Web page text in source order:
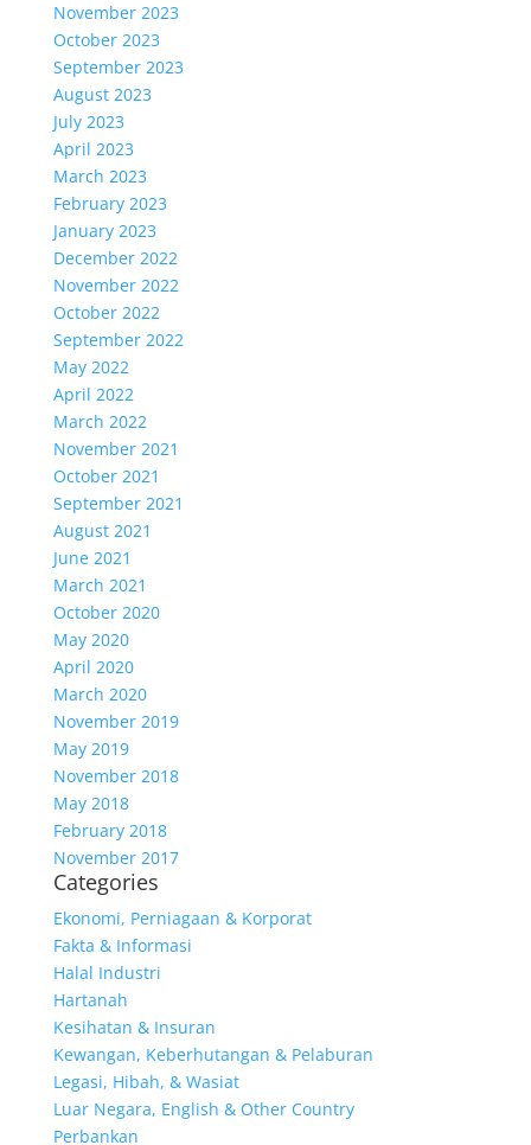
November 2023
October 2023
September 2023
August 2023
July 2023
April 2023
March 2023
February 2023
January 2023
December 2022
November 2022
October 2022
September 2022
May 2022
April 2022
March 2022
November 2021
October 2021
September 2021
August 2021
June 2021
March 2021
October 2020
May 2020
April 2020
March 2020
November 2019
May 2019
November 2018
May 2018
February 2018
November 2017
Categories
Ekonomi, Perniagaan & Korporat
Fakta & Informasi
Halal Industri
Hartanah
Kesihatan & Insuran
Kewangan, Keberhutangan & Pelaburan
Legasi, Hibah, & Wasiat
Luar Negara, English & Other Country
Perbankan